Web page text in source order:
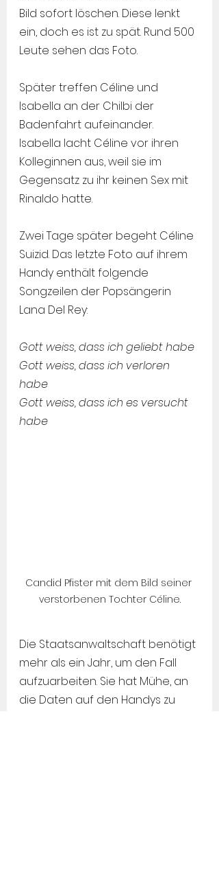
Bild sofort löschen. Diese lenkt
ein, doch es ist zu spät. Rund 500
Leute sehen das Foto.
Später treffen Céline und
Isabella an der Chilbi der
Badenfahrt aufeinander.
Isabella lacht Céline vor ihren
Kolleginnen aus, weil sie im
Gegensatz zu ihr keinen Sex mit
Rinaldo hatte.
Zwei Tage später begeht Céline
Suizid. Das letzte Foto auf ihrem
Handy enthält folgende
Songzeilen der Popsängerin
Lana Del Rey:
Gott weiss, dass ich geliebt habe
Gott weiss, dass ich verloren
habe
Gott weiss, dass ich es versucht
habe
Candid Pfister mit dem Bild seiner
verstorbenen Tochter Céline.
Die Staatsanwaltschaft benötigt
mehr als ein Jahr, um den Fall
aufzuarbeiten. Sie hat Mühe, an
die Daten auf den Handys zu